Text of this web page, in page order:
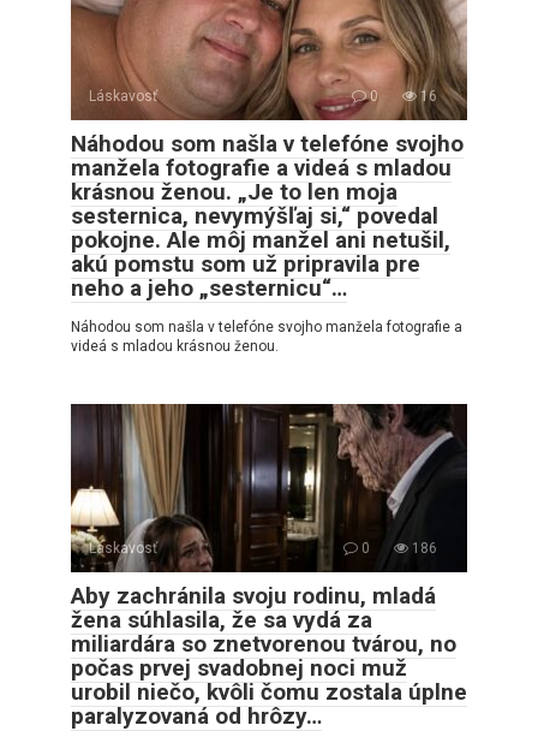
Láskavosť 0 16
Náhodou som našla v telefóne svojho
manžela fotografie a videá s mladou
krásnou ženou. „Je to len moja
sesternica, nevymýšľaj si,“ povedal
pokojne. Ale môj manžel ani netušil,
akú pomstu som už pripravila pre
neho a jeho „sesternicu“…
Náhodou som našla v telefóne svojho manžela fotografie a
videá s mladou krásnou ženou.
Láskavosť 0 186
Aby zachránila svoju rodinu, mladá
žena súhlasila, že sa vydá za
miliardára so znetvorenou tvárou, no
počas prvej svadobnej noci muž
urobil niečo, kvôli čomu zostala úplne
paralyzovaná od hrôzy…